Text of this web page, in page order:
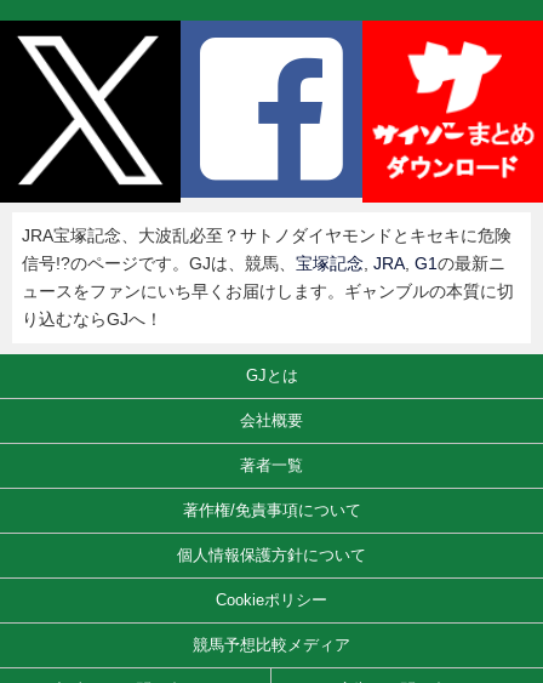
JRA宝塚記念、大波乱必至？サトノダイヤモンドとキセキに危険
信号!?のページです。GJは、競馬、 宝塚記念 JRA G1の最新ニ
ュースをファンにいち早くお届けします。ギャンブルの本質に切
り込むならGJへ！
GJとは
会社概要
著者一覧
著作権/免責事項について
個人情報保護方針について
Cookieポリシー
競馬予想比較メディア